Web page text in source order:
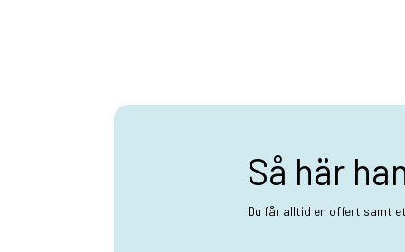
Så här
Du får alltid en offert samt